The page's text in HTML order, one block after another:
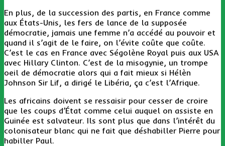
En plus, de la succession des partis, en France comme
aux États-Unis, les fers de lance de la supposée
démocratie, jamais une femme n’a accédé au pouvoir et
quand il s’agit de le faire, on l’évite coûte que coûte.
C’est le cas en France avec Ségolène Royal puis aux USA
avec Hillary Clinton. C’est de la misogynie, un trompe
oeil de démocratie alors qui a fait mieux si Hélèn
Johnson Sir Lif, a dirigé le Libéria, ça c’est l’Afrique.
Les africains doivent se ressaisir pour cesser de croire
que les coups d’État comme celui auquel on assiste en
Guinée est salvateur. Ils sont plus que dans l’intérêt du
colonisateur blanc qui ne fait que déshabiller Pierre pour
habiller Paul.